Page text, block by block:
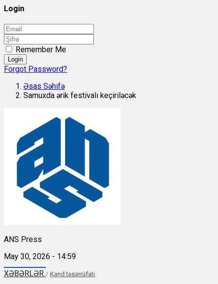
Login
Remember Me
Login
Forgot Password?
Əsas Səhifə
Samuxda ərik festivalı keçiriləcək
ANS Press
May 30, 2026 - 14:59
XƏBƏRLƏR / Kənd təsərrüfatı